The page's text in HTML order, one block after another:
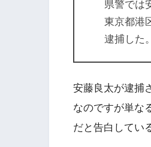
県警では
東京都港
逮捕した。
安藤良太が逮捕
なのですが単な
だと告白してい